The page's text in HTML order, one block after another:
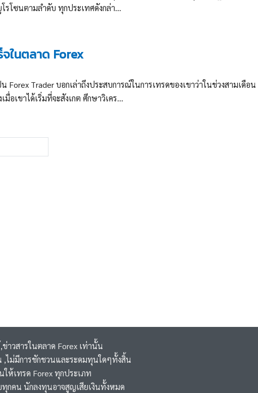
โซนตามลำดับ ทุกประเทศดังกล่า...
ในตลาด Forex
Trader บอกเล่าถึงประสบการณ์ในการเทรดของเขาว่าในช่วงสามเดือน
อเขาได้เริ่มที่จะสังเกต ศึกษาวิเคร...
าวสารในตลาด Forex เท่านั้น
,ไม่มีการชักชวนและระดมทุนใดๆทั้งสิ้น
ห้เทรด Forex ทุกประเภท
ทุกคน นักลงทุนอาจสูญเสียเงินทั้งหมด